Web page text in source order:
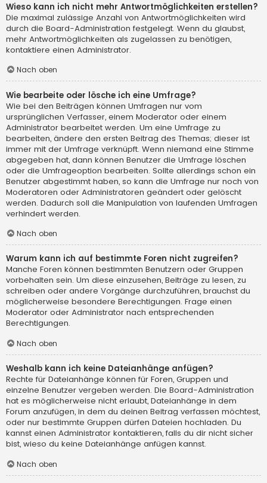
Wieso kann ich nicht mehr Antwortmöglichkeiten erstellen?
Die maximal zulässige Anzahl von Antwortmöglichkeiten wird
durch die Board-Administration festgelegt. Wenn du glaubst,
mehr Antwortmöglichkeiten als zugelassen zu benötigen,
kontaktiere einen Administrator.
Nach oben
Wie bearbeite oder lösche ich eine Umfrage?
Wie bei den Beiträgen können Umfragen nur vom
ursprünglichen Verfasser, einem Moderator oder einem
Administrator bearbeitet werden. Um eine Umfrage zu
bearbeiten, ändere den ersten Beitrag des Themas; dieser ist
immer mit der Umfrage verknüpft. Wenn niemand eine Stimme
abgegeben hat, dann können Benutzer die Umfrage löschen
oder die Umfrageoption bearbeiten. Sollte allerdings schon ein
Benutzer abgestimmt haben, so kann die Umfrage nur noch von
Moderatoren oder Administratoren geändert oder gelöscht
werden. Dadurch soll die Manipulation von laufenden Umfragen
verhindert werden.
Nach oben
Warum kann ich auf bestimmte Foren nicht zugreifen?
Manche Foren können bestimmten Benutzern oder Gruppen
vorbehalten sein. Um diese einzusehen, Beiträge zu lesen, zu
schreiben oder andere Vorgänge durchzuführen, brauchst du
möglicherweise besondere Berechtigungen. Frage einen
Moderator oder Administrator nach entsprechenden
Berechtigungen.
Nach oben
Weshalb kann ich keine Dateianhänge anfügen?
Rechte für Dateianhänge können für Foren, Gruppen und
einzelne Benutzer vergeben werden. Die Board-Administration
hat es möglicherweise nicht erlaubt, Dateianhänge in dem
Forum anzufügen, in dem du deinen Beitrag verfassen möchtest,
oder nur bestimmte Gruppen dürfen Dateien hochladen. Du
kannst einen Administrator kontaktieren, falls du dir nicht sicher
bist, wieso du keine Dateianhänge anfügen kannst.
Nach oben